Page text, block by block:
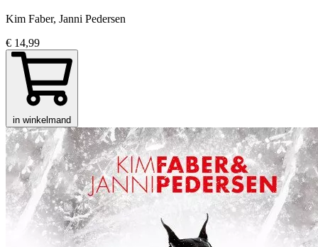
Kim Faber, Janni Pedersen
€ 14,99
in winkelmand